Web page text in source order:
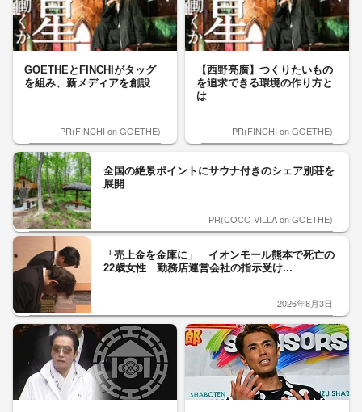
GOETHEとFINCHIがタッグ
を組み、新メディアを創設
PR(FINCHI on GOETHE)
【西野亮廣】つくりたいもの
を追求できる環境の作り方と
は
PR(FINCHI on GOETHE)
全国の絶景ポイントにサウナ付きのシェア別荘を
展開
PR(COCO VILLA on GOETHE)
「売上金を金庫に」 イオンモール熊本で死亡の
22歳女性 勤務店運営会社の指示受け...
2026年8月3日